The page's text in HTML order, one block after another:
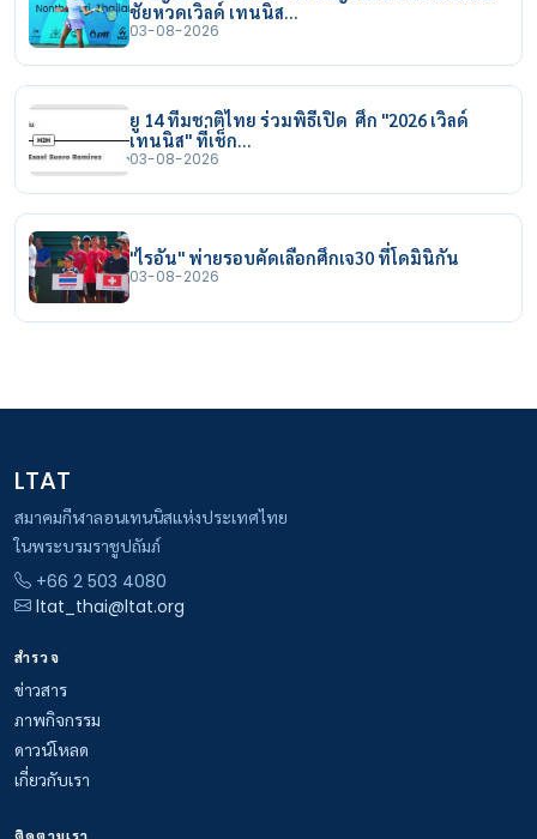
ชัยหวดเวิลด์ เทนนิส…
03-08-2026
ยู 14 ทีมชาติไทย ร่วมพิธีเปิด ศึก "2026 เวิลด์
เทนนิส" ที่เช็ก…
03-08-2026
"ไรอัน" พ่ายรอบคัดเลือกศึกเจ30 ที่โดมินิกัน
03-08-2026
LTAT
สมาคมกีฬาลอนเทนนิสแห่งประเทศไทย
ในพระบรมราชูปถัมภ์
+66 2 503 4080
ltat_thai@ltat.org
สำรวจ
ข่าวสาร
ภาพกิจกรรม
ดาวน์โหลด
เกี่ยวกับเรา